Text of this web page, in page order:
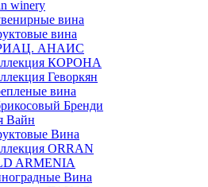
winery
вина
вина
АНАИС
КОРОНА
Геворкян
вина
Бренди
Вайн
Вина
ORRAN
ARMENIA
Вина